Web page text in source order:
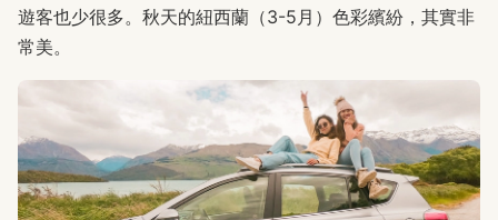
遊客也少很多。秋天的紐西蘭（3-5月）色彩繽紛，其實非
常美。